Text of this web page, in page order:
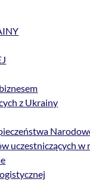
z Ukrainy
uczestniczących